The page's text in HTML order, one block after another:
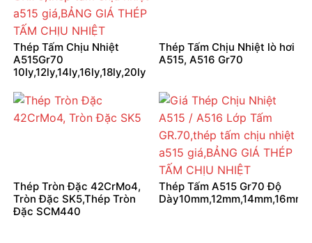
Thép Tấm Chịu Nhiệt
A515Gr70
10ly,12ly,14ly,16ly,18ly,20ly
Thép Tấm Chịu Nhiệt lò hơi
A515, A516 Gr70
Thép Tròn Đặc 42CrMo4,
Tròn Đặc SK5,Thép Tròn
Đặc SCM440
Thép Tấm A515 Gr70 Độ
Dày10mm,12mm,14mm,16mm